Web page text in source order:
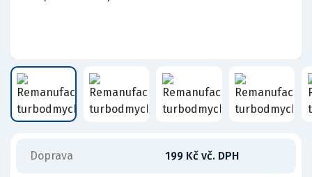
Doprava 199 Kč vč. DPH